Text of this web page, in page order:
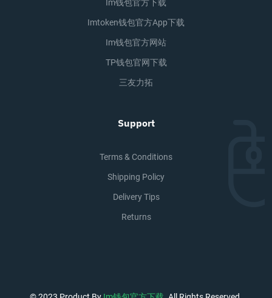
Im钱包官方下载
Imtoken钱包官方app下载
Im钱包官方网站
TP钱包官网下载
三友力拓
Support
Terms & Conditions
Shipping Policy
Delivery Tips
Returns